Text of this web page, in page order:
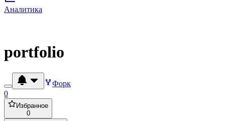
Аналитика
portfolio
Форк
0
Избранное
0